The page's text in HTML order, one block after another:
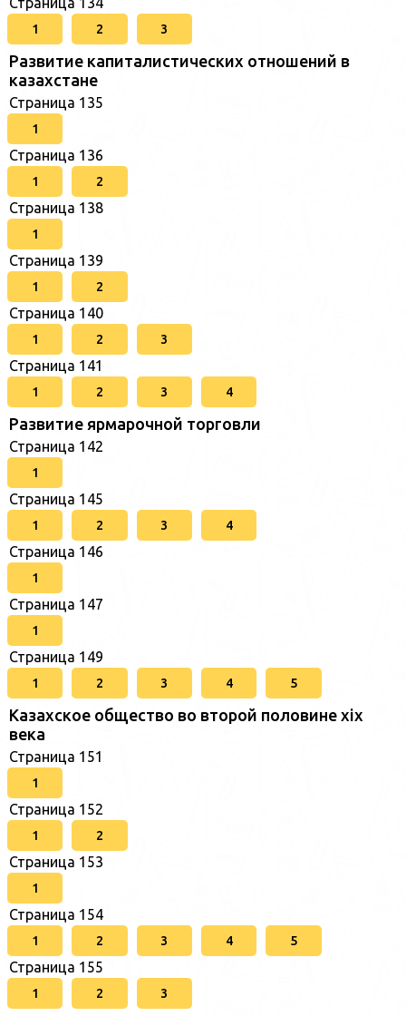
1 2 3
Развитие капиталистических отношений в
казахстане
Страница 135
1
Страница 136
1 2
Страница 138
1
Страница 139
1 2
Страница 140
1 2 3
Страница 141
1 2 3 4
Развитие ярмарочной торговли
Страница 142
1
Страница 145
1 2 3 4
Страница 146
1
Страница 147
1
Страница 149
1 2 3 4 5
Казахское общество во второй половине хіх
века
Страница 151
1
Страница 152
1 2
Страница 153
1
Страница 154
1 2 3 4 5
Страница 155
1 2 3